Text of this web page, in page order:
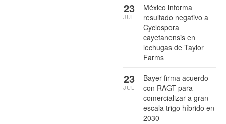
México informa
resultado negativo a
Cyclospora
cayetanensis en
lechugas de Taylor
Farms
23
JUL
Bayer firma acuerdo
con RAGT para
comercializar a gran
escala trigo híbrido en
2030
23
JUL